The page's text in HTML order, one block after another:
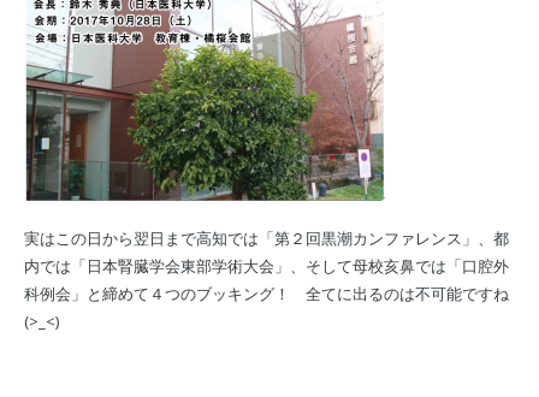
実はこの日から翌日まで高知では「第２回黒潮カンファレンス」、都
内では「日本腎臓学会東部学術大会」、そして母校亥鼻では「口腔外
科例会」と締めて４つのブッキング！ 全てに出るのは不可能ですね
(>_<)